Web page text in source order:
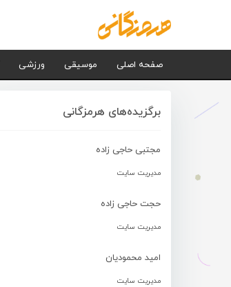
صفحه اصلی موسیقی ورزشی
برگزیده‌های هرمزگانی
مجتبی حاجی زاده
مدیریت سایت
حجت حاجی زاده
مدیریت سایت
امید محمودیان
مدیریت سایت